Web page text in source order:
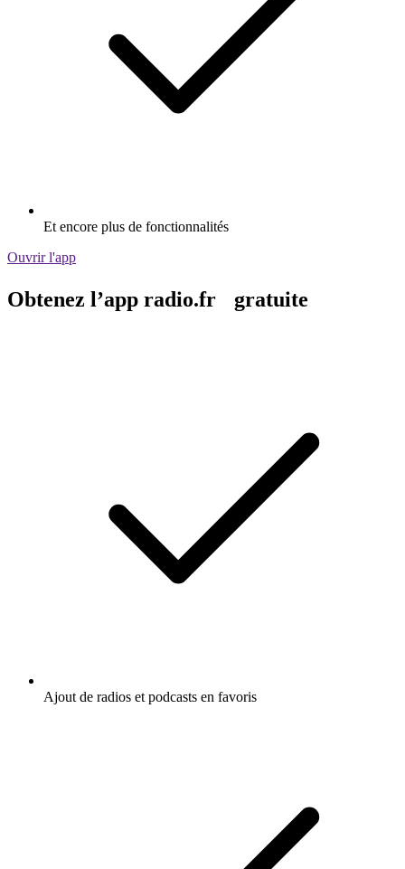
Et encore plus de fonctionnalités
Ouvrir l'app
Obtenez l’app radio.fr gratuite
Ajout de radios et podcasts en favoris